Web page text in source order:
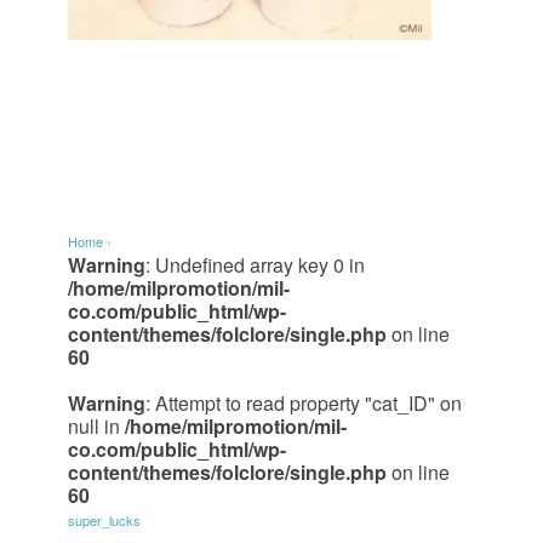
Home ›
Warning: Undefined array key 0 in
/home/milpromotion/mil-
co.com/public_html/wp-
content/themes/folclore/single.phpon line
60
Warning: Attempt to read property "cat_ID" on
null in /home/milpromotion/mil-
co.com/public_html/wp-
content/themes/folclore/single.phpon line
60
super_lucks